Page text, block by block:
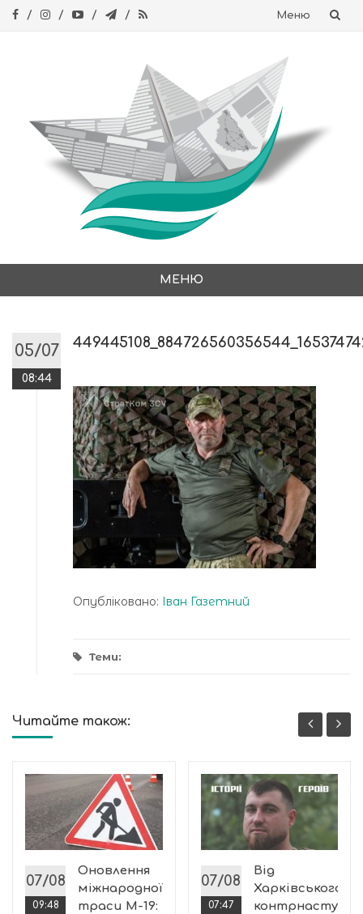
Меню
МЕНЮ
content
05/07
08:44
Опубліковано: Іван Газетний
Теми:
Читайте також:
07/08
09:48
Оновлення
міжнародної
траси М-19:
07/08
07:47
Від
Харківського
контрнаступу